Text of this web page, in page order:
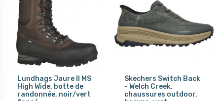
Lundhags Jaure II MS
High Wide, botte de
randonnée, noir/vert
Skechers Switch Back
- Welch Creek,
chaussures outdoor,